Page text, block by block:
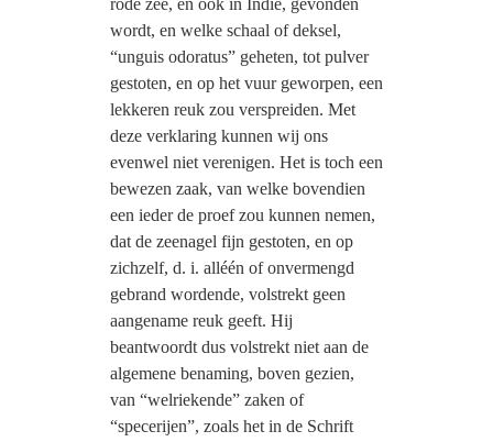
rode zee, en ook in Indië, gevonden
wordt, en welke schaal of deksel,
“unguis odoratus” geheten, tot pulver
gestoten, en op het vuur geworpen, een
lekkeren reuk zou verspreiden. Met
deze verklaring kunnen wij ons
evenwel niet verenigen. Het is toch een
bewezen zaak, van welke bovendien
een ieder de proef zou kunnen nemen,
dat de zeenagel fijn gestoten, en op
zichzelf, d. i. alléén of onvermengd
gebrand wordende, volstrekt geen
aangename reuk geeft. Hij
beantwoordt dus volstrekt niet aan de
algemene benaming, boven gezien,
van “welriekende” zaken of
“specerijen”, zoals het in de Schrift